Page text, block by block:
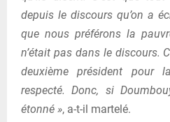
depuis le discours qu’on a
que nous préférons la
n’était pas dans le discours.
deuxième président pour
respecté. Donc, si
étonné », a-t-il martelé.